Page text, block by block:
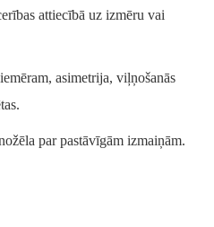
attiecībā uz izmēru vai
asimetrija, viļņošanās
par pastāvīgām izmaiņām.